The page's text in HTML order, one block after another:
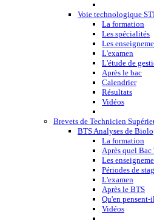
Voie technologique
La formation
Les spécialités
Les
L'examen
L'étude de
Après le bac
Calendrier
Résultats
Vidéos
Brevets de Technicien
BTS Analyses de
La formation
Après quel Bac
Les
Périodes de
L'examen
Après le BTS
Qu'en pensent-
Vidéos